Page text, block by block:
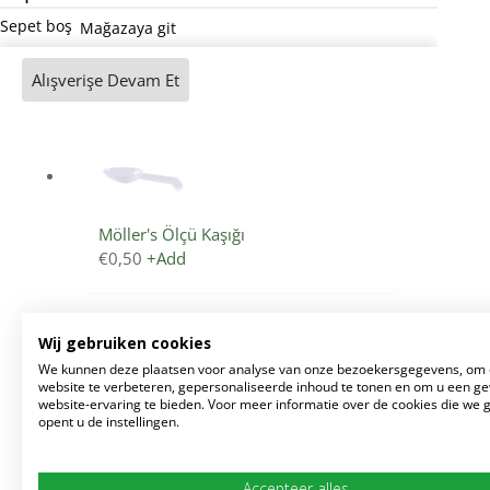
Sepet boş Mağazaya git
Alışverişe Devam Et
Möller's Ölçü Kaşığı
€0,50 +Add
Möller's Altın Kaşık
Wij gebruiken cookies
We kunnen deze plaatsen voor analyse van onze bezoekersgegevens, om
website te verbeteren, gepersonaliseerde inhoud te tonen en om u een
website-ervaring te bieden. Voor meer informatie over de cookies die we
opent u de instellingen.